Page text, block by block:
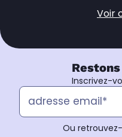
Voir
Inscrivez-
Ou